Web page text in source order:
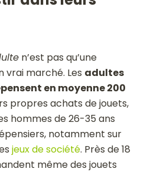
n’est pas qu’une
vrai marché. Les adultes
en moyenne 200
propres achats de jouets,
hommes de 26-35 ans
notamment sur
jeux de société. Près de 18
même des jouets